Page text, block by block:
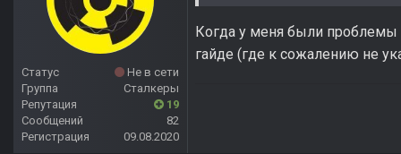
Статус
Не в сети
Группа
Сталкеры
Репутация
19
Сообщений
82
Регистрация
09.08.2020
Когда у меня были проблемы
гайде (где к сожалению не